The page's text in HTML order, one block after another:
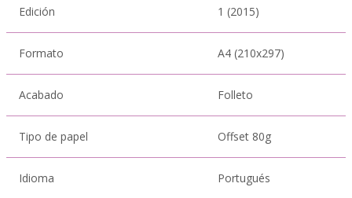
Edición 1 (2015)
Formato A4 (210x297)
Acabado Folleto
Tipo de papel Offset 80g
Idioma Portugués